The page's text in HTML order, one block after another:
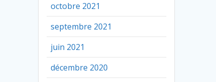
octobre 2021
septembre 2021
juin 2021
décembre 2020